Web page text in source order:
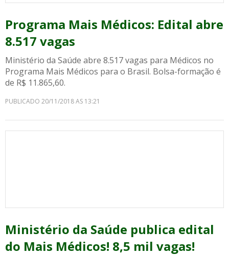
Programa Mais Médicos: Edital abre
8.517 vagas
Ministério da Saúde abre 8.517 vagas para Médicos no
Programa Mais Médicos para o Brasil. Bolsa-formação é
de R$ 11.865,60.
PUBLICADO 20/11/2018 AS 13:21
Ministério da Saúde publica edital
do Mais Médicos! 8,5 mil vagas!